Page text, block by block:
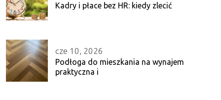
Kadry i płace bez HR: kiedy zlecić
cze 10, 2026
Podłoga do mieszkania na wynajem
praktyczna i